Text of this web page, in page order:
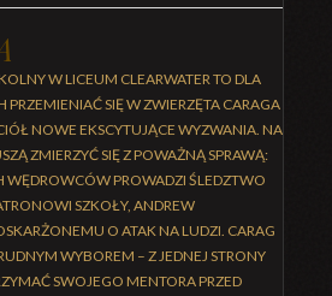
W LICEUM CLEARWATER TO DLA
PRZEMIENIAĆ SIĘ W ZWIERZĘTA CARAGA
NOWE EKSCYTUJĄCE WYZWANIA. NA
ZMIERZYĆ SIĘ Z POWAŻNĄ SPRAWĄ:
WĘDROWCÓW PROWADZI ŚLEDZTWO
SZKOŁY, ANDREW
O ATAK NA LUDZI. CARAG
WYBOREM – Z JEDNEJ STRONY
SWOJEGO MENTORA PRZED